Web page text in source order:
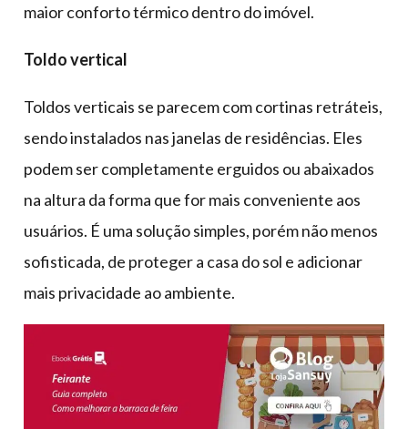
maior conforto térmico dentro do imóvel.
Toldo vertical
Toldos verticais se parecem com cortinas retráteis,
sendo instalados nas janelas de residências. Eles
podem ser completamente erguidos ou abaixados
na altura da forma que for mais conveniente aos
usuários. É uma solução simples, porém não menos
sofisticada, de proteger a casa do sol e adicionar
mais privacidade ao ambiente.